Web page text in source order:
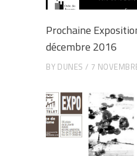
Prochaine
décembre 2016
BY DUNES 7